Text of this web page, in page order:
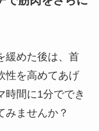
緩めた後は、首
性を高めてあげ
時間に1分ででき
みませんか？